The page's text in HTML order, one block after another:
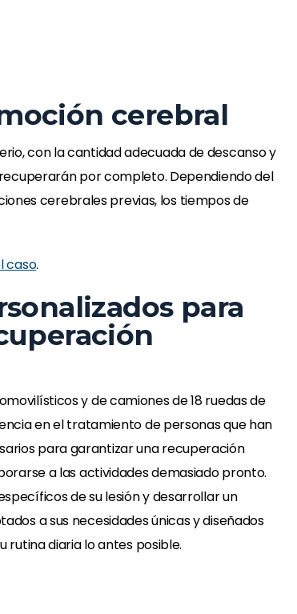
cerebral
con la cantidad adecuada de descanso y
por completo. Dependiendo del
cerebrales previas, los tiempos de
caso.
para
y de camiones de 18 ruedas de
en el tratamiento de personas que han
para garantizar una recuperación
a las actividades demasiado pronto.
de su lesión y desarrollar un
a sus necesidades únicas y diseñados
rutina diaria lo antes posible.
ayudado a realizar mis actividades
con facilidad. El equipo ha sido
-Loretta Taylor